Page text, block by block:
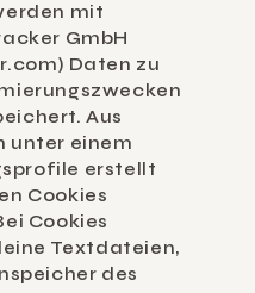
mit
GmbH
Daten zu
Aus
unter einem
erstellt
Cookies
Cookies
Textdateien,
des